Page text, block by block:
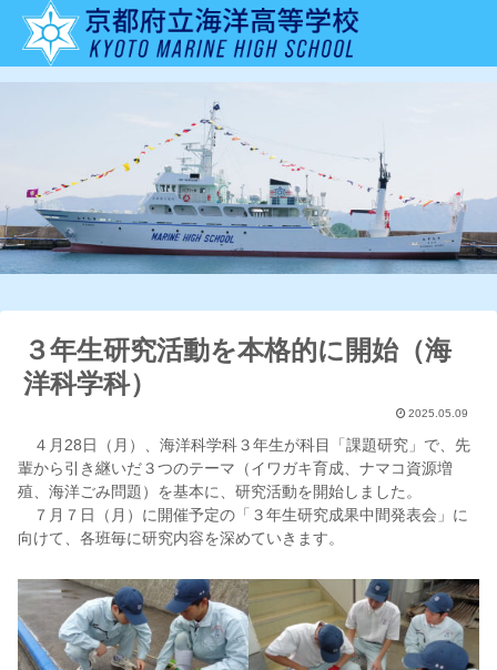
３年生研究活動を本格的に開始（海
洋科学科）
2025.05.09
４月28日（月）、海洋科学科３年生が科目「課題研究」で、先
輩から引き継いだ３つのテーマ（イワガキ育成、ナマコ資源増
殖、海洋ごみ問題）を基本に、研究活動を開始しました。
７月７日（月）に開催予定の「３年生研究成果中間発表会」に
向けて、各班毎に研究内容を深めていきます。